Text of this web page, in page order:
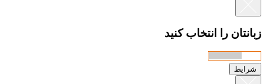
زبانتان را انتخاب کنید
شرایط